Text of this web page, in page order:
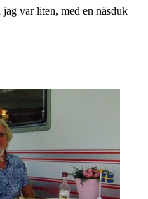
var liten, med en näsduk